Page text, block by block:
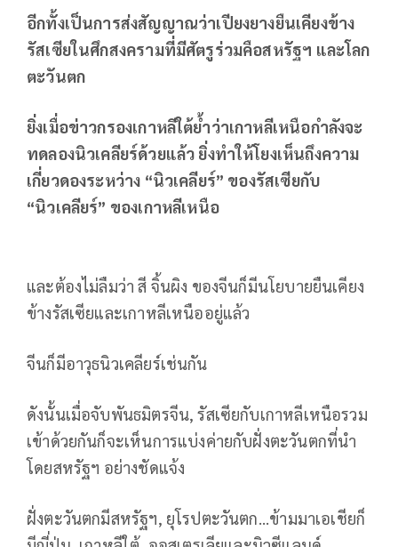
อีกทั้งเป็นการส่งสัญญาณว่าเปียงยางยืนเคียงข้าง
รัสเซียในศึกสงครามที่มีศัตรูร่วมคือสหรัฐฯ และโลก
ตะวันตก
ยิ่งเมื่อข่าวกรองเกาหลีใต้ย้ำว่าเกาหลีเหนือกำลังจะ
ทดลองนิวเคลียร์ด้วยแล้ว ยิ่งทำให้โยงเห็นถึงความ
เกี่ยวดองระหว่าง “นิวเคลียร์” ของรัสเซียกับ
“นิวเคลียร์” ของเกาหลีเหนือ
และต้องไม่ลืมว่า สี จิ้นผิง ของจีนก็มีนโยบายยืนเคียง
ข้างรัสเซียและเกาหลีเหนืออยู่แล้ว
จีนก็มีอาวุธนิวเคลียร์เช่นกัน
ดังนั้นเมื่อจับพันธมิตรจีน, รัสเซียกับเกาหลีเหนือรวม
เข้าด้วยกันก็จะเห็นการแบ่งค่ายกับฝั่งตะวันตกที่นำ
โดยสหรัฐฯ อย่างชัดแจ้ง
ฝั่งตะวันตกมีสหรัฐฯ, ยุโรปตะวันตก...ข้ามมาเอเชียก็